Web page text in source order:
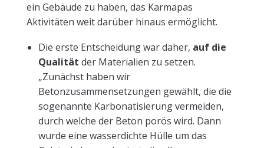
ein Gebäude zu haben, das Karmapas
Aktivitäten weit darüber hinaus ermöglicht.
Die erste Entscheidung war daher, auf die
Qualität der Materialien zu setzen.
„Zunächst haben wir
Betonzusammensetzungen gewählt, die die
sogenannte Karbonatisierung vermeiden,
durch welche der Beton porös wird. Dann
wurde eine wasserdichte Hülle um das